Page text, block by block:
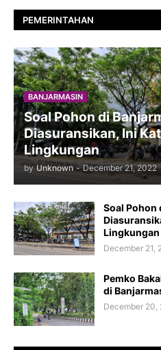
PEMERINTAHAN
BANJARMASIN
Soal Pohon di
Diasuransikan, Ini
Lingkungan
by Unknown - December 21, 2022
Soal Pohon
Lingkungan
December 21,
Pemko
di
December 20,